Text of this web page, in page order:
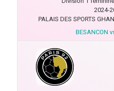
2024-
PALAIS DES SPORTS
BESANCON